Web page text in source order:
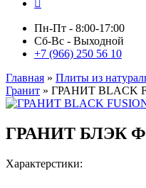
Пн-Пт - 8:00-17:00
Сб-Вс - Выходной
+7 (966) 250 56 10
Главная » Плиты из
Гранит » ГРАНИТ BLACK
ГРАНИТ БЛЭК
Характерстики: